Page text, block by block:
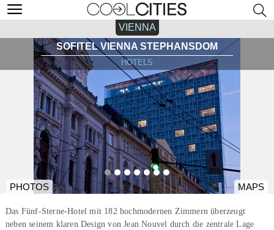
VIENNA
SOFITEL VIENNA STEPHANSDOM
HOTELS
PHOTOS MAPS
Das Fünf-Sterne-Hotel mit 182 hochmodernen Zimmern überzeugt
neben seinem klaren Design von Jean Nouvel durch die zentrale Lage